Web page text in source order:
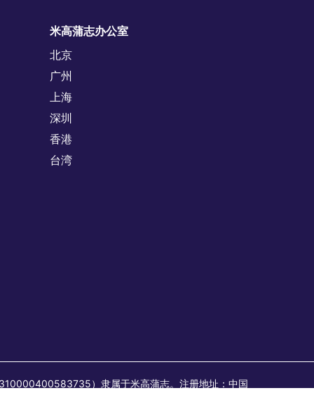
米高蒲志办公室
北京
广州
上海
深圳
香港
台湾
）隶属于米高蒲志。注册地址：中国